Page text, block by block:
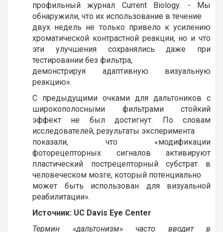
профильный журнал Current Biology. - Мы
обнаружили, что их использование в течение
двух недель не только привело к усилению
хроматической контрастной реакции, но и что
эти улучшения сохранялись даже при
тестировании без фильтра,
демонстрируя адаптивную визуальную
реакцию».
С предыдущими очками для дальтоников с
широкополосными фильтрами стойкий
эффект не был достигнут. По словам
исследователей, результаты эксперимента
показали, что «модификации
фоторецепторных сигналов активируют
пластический пострецепторный субстрат в
человеческом мозге, который потенциально
может быть использован для визуальной
реабилитации».
Источник: UC Davis Eye Center
Термин «дальтонизм» часто вводит в